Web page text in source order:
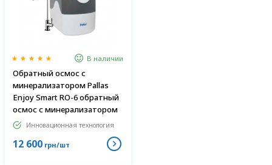
В наличии
Обратный осмос с
минерализатором Pallas
Enjoy Smart RO-6 обратный
осмос с минерализатором
Инновационная технология
12 600грн/шт